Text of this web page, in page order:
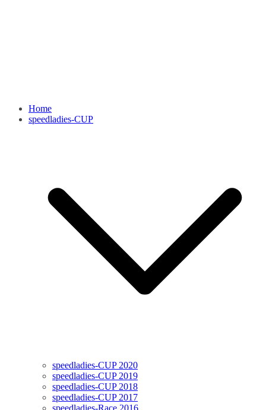
Home
speedladies-CUP
speedladies-CUP 2020
speedladies-CUP 2019
speedladies-CUP 2018
speedladies-CUP 2017